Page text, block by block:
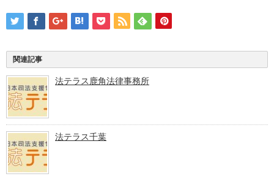
関連記事
法テラス鹿角法律事務所
法テラス千葉